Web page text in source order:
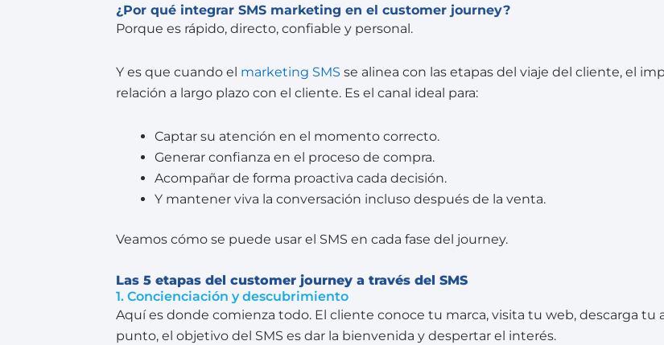
¿Por qué integrar SMS marketing en el customer journey?
Porque es rápido, directo, confiable y personal.
Y es que cuando el marketing SMS se alinea con las etapas del viaje del cliente, el
relación a largo plazo con el cliente. Es el canal ideal para:
Captar su atención en el momento correcto.
Generar confianza en el proceso de compra.
Acompañar de forma proactiva cada decisión.
Y mantener viva la conversación incluso después de la venta.
Veamos cómo se puede usar el SMS en cada fase del journey.
Las 5 etapas del customer journey a través del SMS
1. Concienciación y descubrimiento
Aquí es donde comienza todo. El cliente conoce tu marca, visita tu web, descarga tu
punto, el objetivo del SMS es dar la bienvenida y despertar el interés.